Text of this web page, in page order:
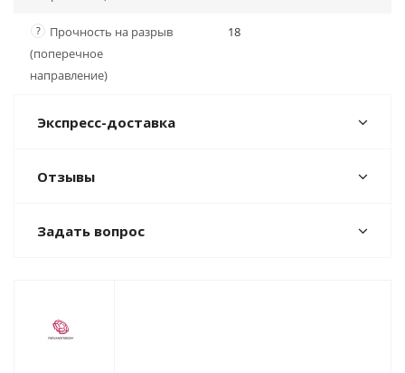
?
Прочность на разрыв
(поперечное
направление)
18
Экспресс-доставка
Отзывы
Задать вопрос